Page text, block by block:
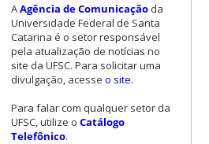
AAgência de Comunicaçãoda
Universidade Federal de Santa
Catarina é o setor responsável
pela atualização de notícias no
site da UFSC. Para solicitar uma
divulgação, acesse o site.
Para falar com qualquer setor da
UFSC, utilize o Catálogo
Telefônico.